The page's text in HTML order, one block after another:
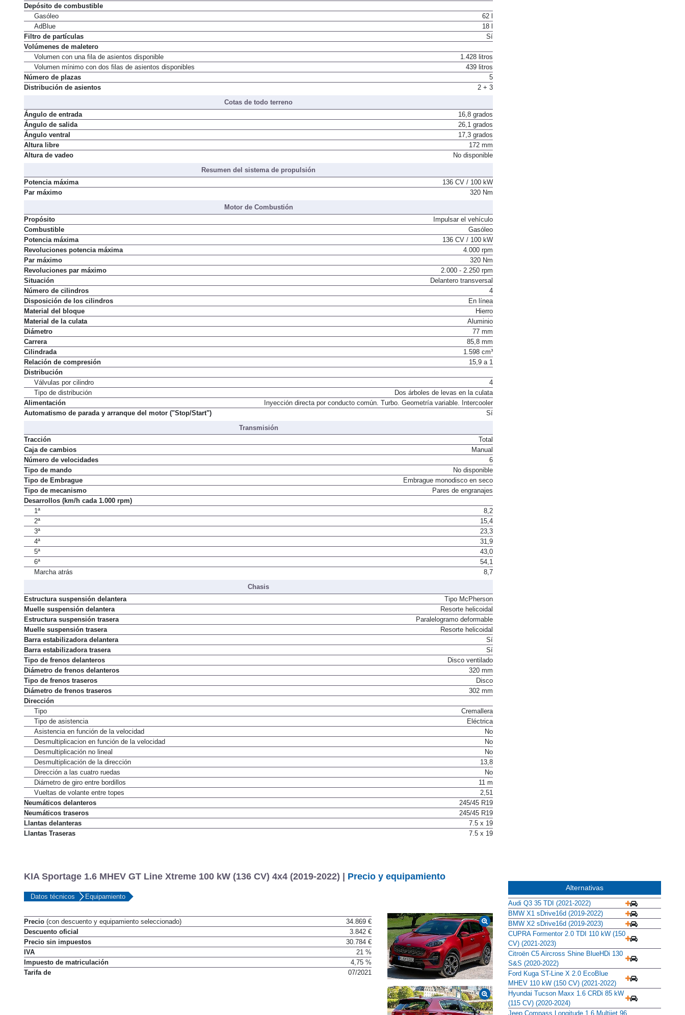
Depósito de combustible
Gasóleo
62 l
AdBlue
18 l
Filtro de partículas
Sí
Volúmenes de maletero
Volumen con una fila de asientos disponible
1.428 litros
Volumen mínimo con dos filas de asientos disponibles
439 litros
Número de plazas
5
Distribución de asientos
2 + 3
Cotas de todo terreno
Ángulo de entrada
16,8 grados
Ángulo de salida
26,1 grados
Ángulo ventral
17,3 grados
Altura libre
172 mm
Altura de vadeo
No disponible
Resumen del sistema de propulsión
Potencia máxima
136 CV / 100 kW
Par máximo
320 Nm
Motor de Combustión
Propósito
Impulsar el vehículo
Combustible
Gasóleo
Potencia máxima
136 CV / 100 kW
Revoluciones potencia máxima
4.000 rpm
Par máximo
320 Nm
Revoluciones par máximo
2.000 - 2.250 rpm
Situación
Delantero transversal
Número de cilindros
4
Disposición de los cilindros
En línea
Material del bloque
Hierro
Material de la culata
Aluminio
Diámetro
77 mm
Carrera
85,8 mm
Cilindrada
1.598 cm³
Relación de compresión
15,9 a 1
Distribución
Válvulas por cilindro
4
Tipo de distribución
Dos árboles de levas en la culata
Alimentación
Inyección directa por conducto común. Turbo. Geometría variable. Intercooler
Automatismo de parada y arranque del motor ("Stop/Start")
Sí
Transmisión
Tracción
Total
Caja de cambios
Manual
Número de velocidades
6
Tipo de mando
No disponible
Tipo de Embrague
Embrague monodisco en seco
Tipo de mecanismo
Pares de engranajes
Desarrollos (km/h cada 1.000 rpm)
1ª
8,2
2ª
15,4
3ª
23,3
4ª
31,9
5ª
43,0
6ª
54,1
Marcha atrás
8,7
Chasis
Estructura suspensión delantera
Tipo McPherson
Muelle suspensión delantera
Resorte helicoidal
Estructura suspensión trasera
Paralelogramo deformable
Muelle suspensión trasera
Resorte helicoidal
Barra estabilizadora delantera
Sí
Barra estabilizadora trasera
Sí
Tipo de frenos delanteros
Disco ventilado
Diámetro de frenos delanteros
320 mm
Tipo de frenos traseros
Disco
Diámetro de frenos traseros
302 mm
Dirección
Tipo
Cremallera
Tipo de asistencia
Eléctrica
Asistencia en función de la velocidad
No
Desmultiplicacion en función de la velocidad
No
Desmultiplicación no lineal
No
Desmultiplicación de la dirección
13,8
Dirección a las cuatro ruedas
No
Diámetro de giro entre bordillos
11 m
Vueltas de volante entre topes
2,51
Neumáticos delanteros
245/45 R19
Neumáticos traseros
245/45 R19
Llantas delanteras
7.5 x 19
Llantas Traseras
7.5 x 19
KIA Sportage 1.6 MHEV GT Line Xtreme 100 kW (136 CV) 4x4 (2019-2022) | Precio y equipamiento
Datos técnicos Equipamiento
Precio (con descuento y equipamiento seleccionado)
34.869 €
Descuento oficial
3.842 €
Precio sin impuestos
30.784 €
IVA
21 %
Impuesto de matriculación
4,75 %
Tarifa de
07/2021
Alternativas
Audi Q3 35 TDI (2021-2022)
BMW X1 sDrive16d (2019-2022)
BMW X2 sDrive16d (2019-2023)
CUPRA Formentor 2.0 TDI 110 kW (150
CV) (2021-2023)
Citroën C5 Aircross Shine BlueHDi 130
S&S (2020-2022)
Ford Kuga ST-Line X 2.0 EcoBlue
MHEV 110 kW (150 CV) (2021-2022)
Hyundai Tucson Maxx 1.6 CRDi 85 kW
(115 CV) (2020-2024)
Jeep Compass Longitude 1.6 Multijet 96